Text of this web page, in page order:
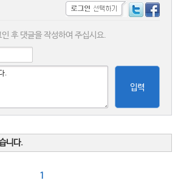
후 댓글을 작성하여 주십시요.
입력
니다.
1